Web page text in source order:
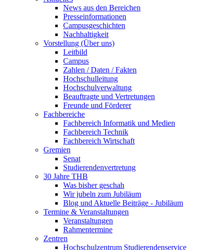
News aus den Bereichen
Presseinformationen
Campusgeschichten
Nachhaltigkeit
Vorstellung (Über uns)
Leitbild
Campus
Zahlen / Daten / Fakten
Hochschulleitung
Hochschulverwaltung
Beauftragte und Vertretungen
Freunde und Förderer
Fachbereiche
Fachbereich Informatik und Medien
Fachbereich Technik
Fachbereich Wirtschaft
Gremien
Senat
Studierendenvertretung
30 Jahre THB
Was bisher geschah
Wir jubeln zum Jubiläum
Blog und Aktuelle Beiträge - Jubiläum
Termine & Veranstaltungen
Veranstaltungen
Rahmentermine
Zentren
Hochschulzentrum Studierendenservice